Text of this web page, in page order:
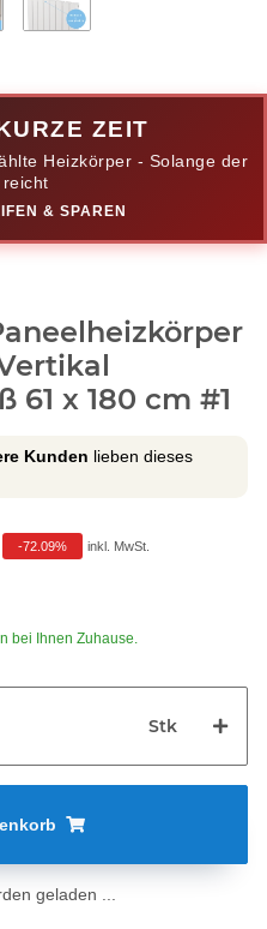
ZEIT
Heizkörper - Solange der
& SPAREN
x 180 cm #1
Kunden lieben dieses
-72.09% inkl. MwSt.
bei Ihnen Zuhause.
Stk
geladen ...